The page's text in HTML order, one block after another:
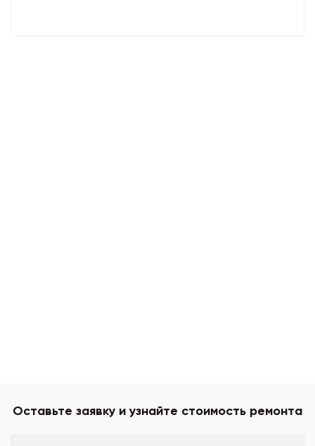
Оставьте заявку и узнайте стоимость ремонта